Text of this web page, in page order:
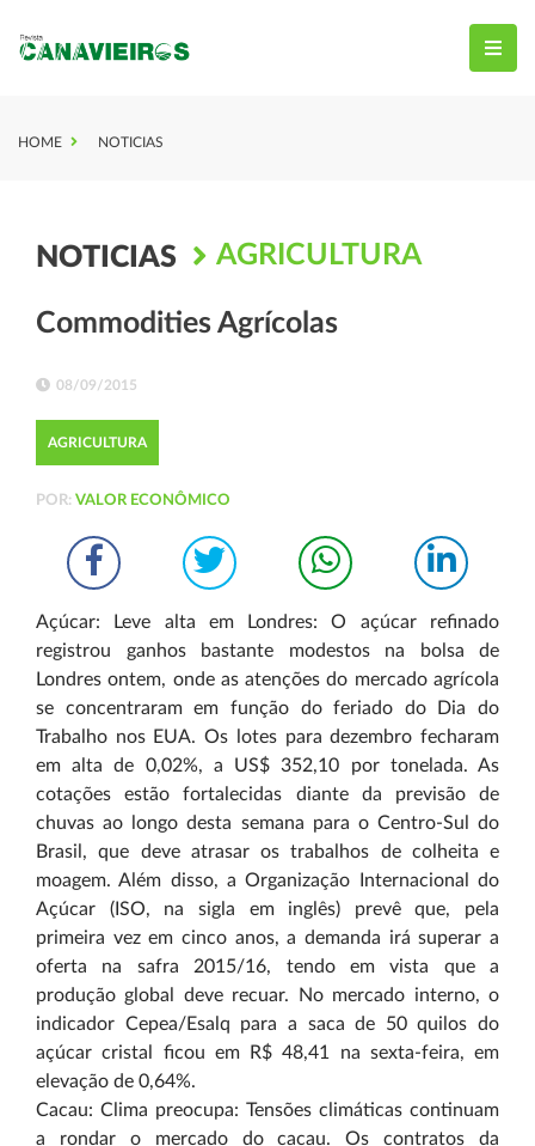
HOME NOTICIAS
NOTICIAS AGRICULTURA
Commodities Agrícolas
08/09/2015
AGRICULTURA
POR: VALOR ECONÔMICO
Açúcar: Leve alta em Londres: O açúcar refinado
registrou ganhos bastante modestos na bolsa de
Londres ontem, onde as atenções do mercado agrícola
se concentraram em função do feriado do Dia do
Trabalho nos EUA. Os lotes para dezembro fecharam
em alta de 0,02%, a US$ 352,10 por tonelada. As
cotações estão fortalecidas diante da previsão de
chuvas ao longo desta semana para o Centro-Sul do
Brasil, que deve atrasar os trabalhos de colheita e
moagem. Além disso, a Organização Internacional do
Açúcar (ISO, na sigla em inglês) prevê que, pela
primeira vez em cinco anos, a demanda irá superar a
oferta na safra 2015/16, tendo em vista que a
produção global deve recuar. No mercado interno, o
indicador Cepea/Esalq para a saca de 50 quilos do
açúcar cristal ficou em R$ 48,41 na sexta-feira, em
elevação de 0,64%.
Cacau: Clima preocupa: Tensões climáticas continuam
a rondar o mercado do cacau. Os contratos da